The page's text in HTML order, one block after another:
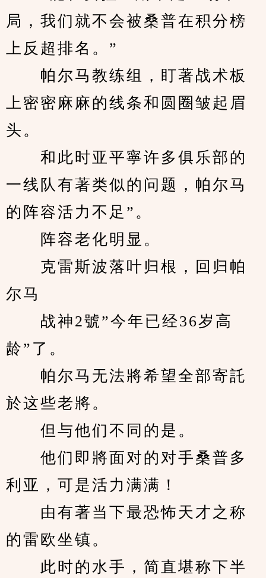
局，我们就不会被桑普在积分榜
上反超排名。”
帕尔马教练组，盯著战术板
上密密麻麻的线条和圆圈皱起眉
头。
和此时亚平寧许多俱乐部的
一线队有著类似的问题，帕尔马
的阵容活力不足”。
阵容老化明显。
克雷斯波落叶归根，回归帕
尔马
战神2號”今年已经36岁高
龄”了。
帕尔马无法將希望全部寄託
於这些老將。
但与他们不同的是。
他们即將面对的对手桑普多
利亚，可是活力满满！
由有著当下最恐怖天才之称
的雷欧坐镇。
此时的水手，简直堪称下半